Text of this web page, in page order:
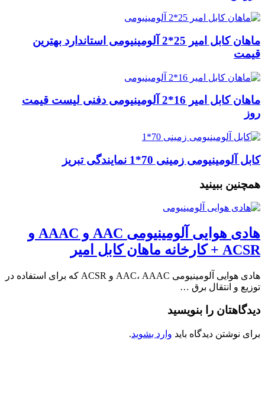
ماهان کابل امیر 25*2 آلومینیومی استاندارد بهترین
قیمت
ماهان کابل امیر 16*2 آلومینیومی دفنی لیست قیمت
روز
کابل آلومینیومی زمینی 70*1 نمایندگی تبریز
همچنین ببینید
هادی هوایی آلومینیومی AAC و AAAC و
ACSR + کارخانه ماهان کابل امیر
هادی هوایی آلومینیومی AAC، AAAC و ACSR که برای استفاده در
توزیع و انتقال برق …
دیدگاهتان را بنویسید
برای نوشتن دیدگاه باید وارد بشوید.